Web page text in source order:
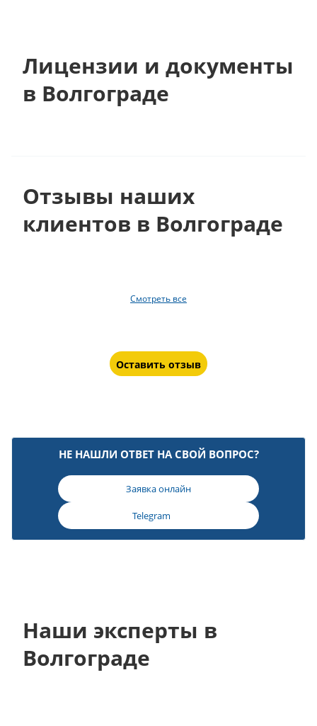
Лицензии и документы
в Волгограде
Отзывы наших
клиентов в Волгограде
Смотреть все
Оставить отзыв
НЕ НАШЛИ ОТВЕТ НА СВОЙ ВОПРОС?
Заявка онлайн
Telegram
Наши эксперты в
Волгограде